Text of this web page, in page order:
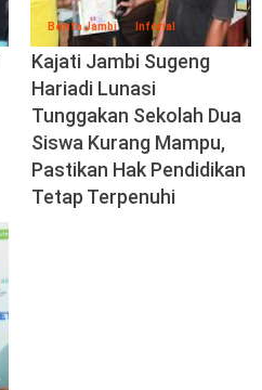
Berita Jambi Inforial
Kajati Jambi Sugeng
Hariadi Lunasi
Tunggakan Sekolah Dua
Siswa Kurang Mampu,
Pastikan Hak Pendidikan
Tetap Terpenuhi